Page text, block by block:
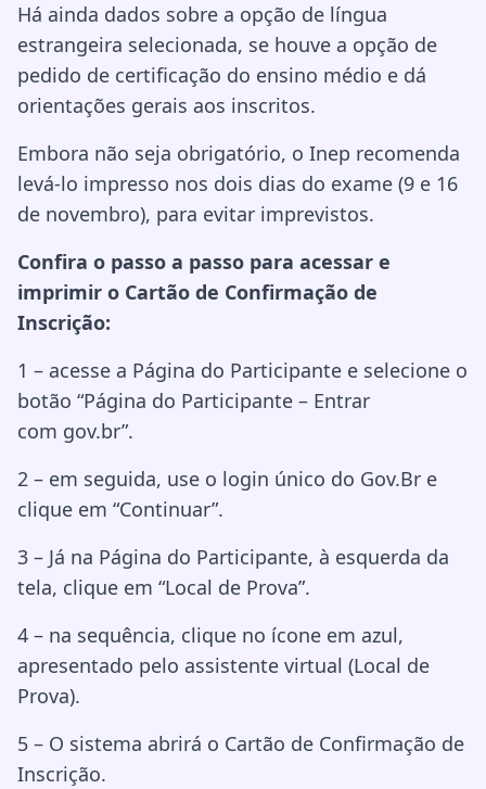
Há ainda dados sobre a opção de língua
estrangeira selecionada, se houve a opção de
pedido de certificação do ensino médio e dá
orientações gerais aos inscritos.
Embora não seja obrigatório, o Inep recomenda
levá-lo impresso nos dois dias do exame (9 e 16
de novembro), para evitar imprevistos.
Confira o passo a passo para acessar e
imprimir o Cartão de Confirmação de
Inscrição:
1 – acesse a Página do Participante e selecione o
botão “Página do Participante – Entrar
com gov.br”.
2 – em seguida, use o login único do Gov.Br e
clique em “Continuar”.
3 – Já na Página do Participante, à esquerda da
tela, clique em “Local de Prova”.
4 – na sequência, clique no ícone em azul,
apresentado pelo assistente virtual (Local de
Prova).
5 – O sistema abrirá o Cartão de Confirmação de
Inscrição.